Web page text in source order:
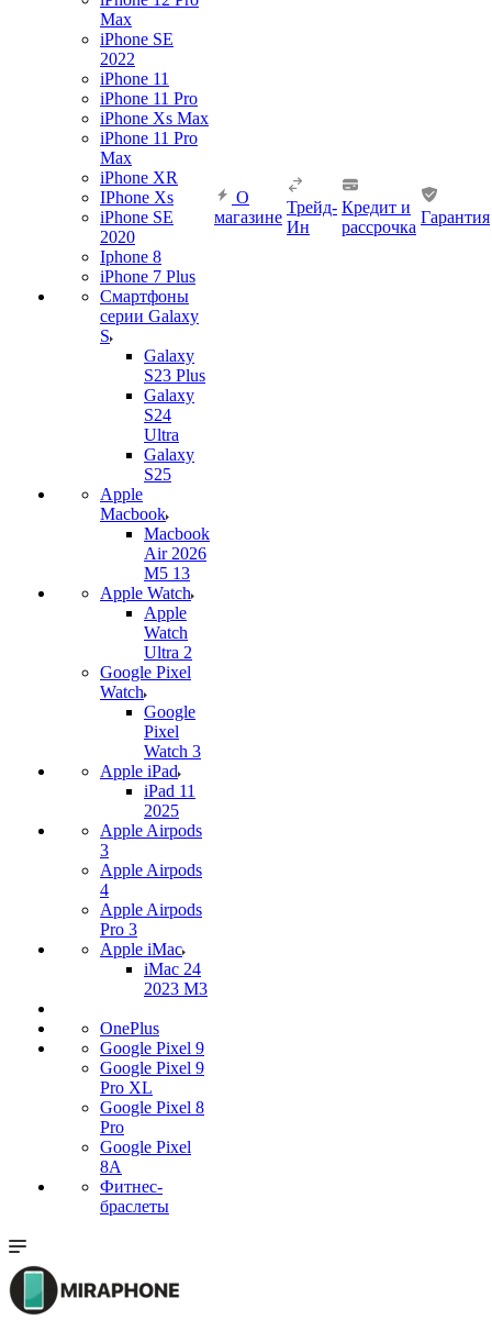
Max
iPhone SE
2022
iPhone 11
iPhone 11 Pro
iPhone Xs Max
iPhone 11 Pro
Max
iPhone XR
IPhone Xs
iPhone SE
2020
Iphone 8
iPhone 7 Plus
Смартфоны
серии Galaxy
S
Galaxy
S23 Plus
Galaxy
S24
Ultra
Galaxy
S25
Apple
Macbook
Macbook
Air 2026
M5 13
Apple Watch
Apple
Watch
Ultra 2
Google Pixel
Watch
Google
Pixel
Watch 3
Apple iPad
iPad 11
2025
Apple Airpods
3
Apple Airpods
4
Apple Airpods
Pro 3
Apple iMac
iMac 24
2023 M3
OnePlus
Google Pixel 9
Google Pixel 9
Pro XL
Google Pixel 8
Pro
Google Pixel
8A
Фитнес-
браслеты
О
магазине
Трейд-
Ин
Кредит и
рассрочка
Гарантия